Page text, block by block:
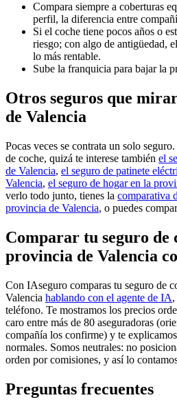
Compara siempre a coberturas
perfil, la diferencia entre
Si el coche tiene pocos años o
riesgo; con algo de antigüedad,
lo más rentable.
Sube la franquicia para bajar la
Otros seguros que
de Valencia
Pocas veces se contrata un solo
de coche, quizá te interese también el
de Valencia, el seguro de patinete
Valencia, el seguro de hogar en la
verlo todo junto, tienes la comparativa
provincia de Valencia, o puedes
Comparar tu seguro de
provincia de Valencia
Con IAseguro comparas tu seguro de
Valencia hablando con el agente de IA
teléfono. Te mostramos los precios
caro entre más de 80 aseguradoras
compañía los confirme) y te
normales. Somos neutrales: no
orden por comisiones, y así lo
Preguntas frecuentes